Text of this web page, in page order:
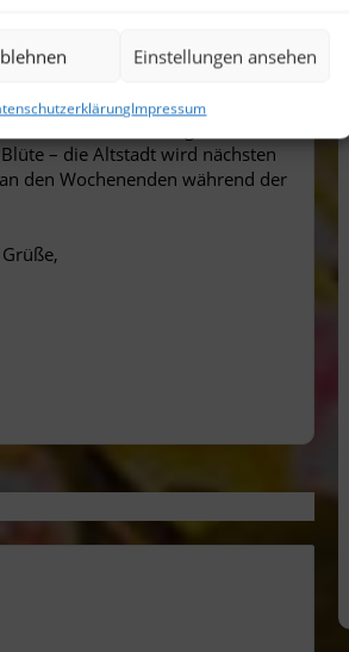
Einstellungen ansehen
Impressum
dass am Samstag, den 5.04.
– die Altstadt wird nächsten
den Wochenenden während der